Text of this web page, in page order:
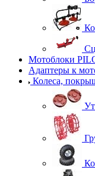
Мотоблоки
Адаптеры к
Колеса,